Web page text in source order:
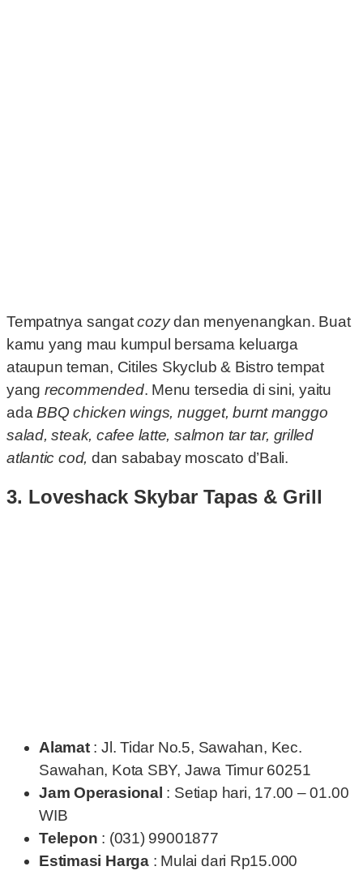
Tempatnya sangatcozydan menyenangkan. Buat
kamu yang mau kumpul bersama keluarga
ataupun teman, Citiles Skyclub & Bistro tempat
yang recommended. Menu tersedia di sini, yaitu
adaBBQ chicken wings, nugget, burnt manggo
salad, steak, cafee latte, salmon tar tar, grilled
atlantic cod, dan sababay moscato d’Bali.
3. Loveshack Skybar Tapas & Grill
Alamat : Jl. Tidar No.5, Sawahan, Kec.
Sawahan, Kota SBY, Jawa Timur 60251
Jam Operasional : Setiap hari, 17.00 – 01.00
WIB
Telepon : (031) 99001877
Estimasi Harga : Mulai dari Rp15.000